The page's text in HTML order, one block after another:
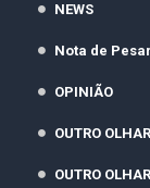
NEWS
Nota de Pesar
OPINIÃO
OUTRO
OUTRO